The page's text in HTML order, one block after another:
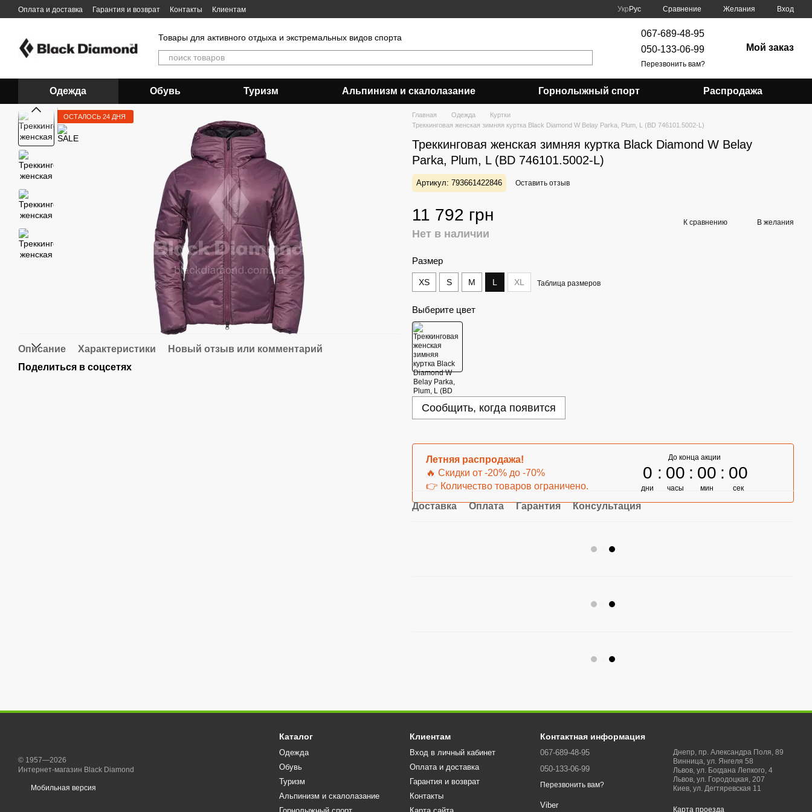
Перейти к основному контенту
Оплата и доставка Гарантия и возврат Контакты Клиентам Укр Рус Сравнение Желания Вход
Товары для активного отдыха и экстремальных видов спорта
067-689-48-95
050-133-06-99
Перезвонить вам?
Мой заказ
Одежда Обувь Туризм Альпинизм и скалолазание Горнолыжный спорт Распродажа
ОСТАЛОСЬ 24 ДНЯ
Описание Характеристики
Новый отзыв или комментарий
Поделиться в соцсетях
Главная Одежда
Куртки
Треккинговая женская зимняя куртка Black Diamond W Belay Parka, Plum, L (BD 746101.5002-L)
Треккинговая женская зимняя куртка Black Diamond W Belay
Parka, Plum, L (BD 746101.5002-L)
Артикул: 793661422846 Оставить отзыв
11 792 грн
Нет в наличии
К сравнению В желания
Размер
XS S M L XL Таблица размеров
Выберите цвет
Сообщить, когда появится
Летняя распродажа!
🔥 Скидки от -20% до -70%
👉 Количество товаров ограничено.
До конца акции
0
дни
00
часы
00
мин
00
сек
Доставка Оплата Гарантия Консультация
© 1957—2026
Интернет-магазин Black Diamond
Мобильная версия
Каталог
Одежда
Обувь
Туризм
Альпинизм и скалолазание
Клиентам
Вход в личный кабинет
Оплата и доставка
Гарантия и возврат
Контакты
Контактная информация
067-689-48-95
050-133-06-99
Перезвонить вам?
Viber
Днепр, пр. Александра Поля, 89
Винница, ул. Янгеля 58
Львов, ул. Богдана Лепкого, 4
Львов, ул. Городоцкая, 207
Киев, ул. Дегтяревская 11
Карта проезда